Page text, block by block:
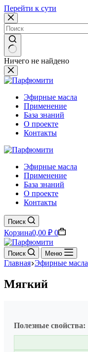
Перейти к сути
Ничего не найдено
Эфирные масла
Применение
База знаний
О проекте
Контакты
Эфирные масла
Применение
База знаний
О проекте
Контакты
Поиск
Корзина0,00 ₽ 0
Поиск Меню
Главная Эфирные масла
Мягкий
Полезные свойства: